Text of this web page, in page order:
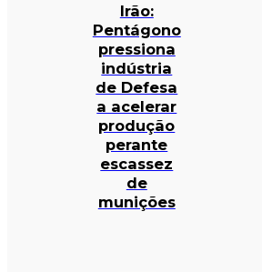
Irão:
Pentágono
pressiona
indústria
de Defesa
a acelerar
produção
perante
escassez
de
munições